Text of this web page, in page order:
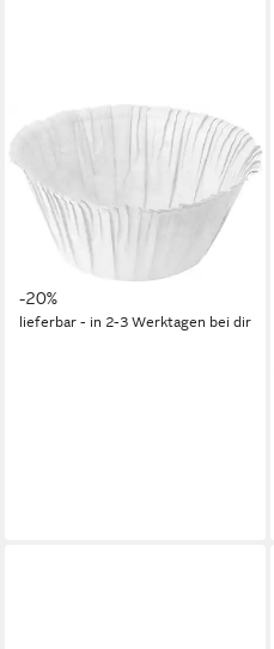
FACKELMANN
Küchenorganizer-Set
Fackelmann Muffin-
Pergamentbackförmchen 7 x
15,60 €
-20%
lieferbar - in 2-3 Werktagen bei dir